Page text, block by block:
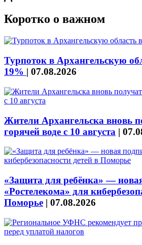
Коротко о важном
Турпоток в Архангельскую
19% | 07.08.2026
Жители Архангельска вновь
горячей воде с 10 августа |
«Защита для ребёнка» —
«Ростелекома» для
Поморье | 07.08.2026